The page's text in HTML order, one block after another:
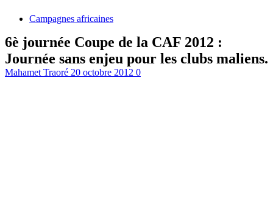
Campagnes africaines
6è journée Coupe de la CAF 2012 :
Journée sans enjeu pour les clubs maliens.
Mahamet Traoré 20 octobre 2012 0